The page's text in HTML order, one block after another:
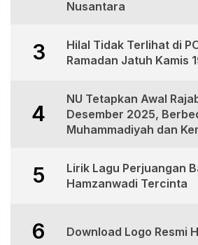
Nusantara
3
Hilal Tidak Terlihat di
Ramadan Jatuh Kamis
4
NU Tetapkan Awal
Desember 2025,
Muhammadiyah dan
5
Lirik Lagu Perjuangan
Hamzanwadi Tercinta
6 Download Logo Resmi